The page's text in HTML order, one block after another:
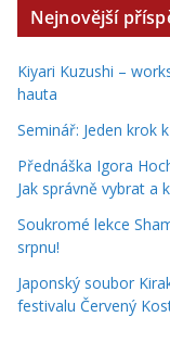
Nejnovější
Kiyari Kuzushi –
hauta
Seminář: Jeden krok
Přednáška Igora
Jak správně vybrat a
Soukromé lekce
srpnu!
Japonský soubor
festivalu Červený